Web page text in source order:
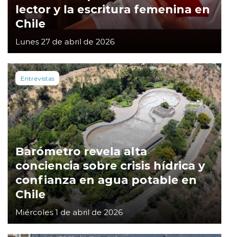
lector y la escritura femenina en
Chile
Lunes 27 de abril de 2026
Entrevistas
Barómetro revela alta
conciencia sobre crisis hídrica y
confianza en agua potable en
Chile
Miércoles 1 de abril de 2026